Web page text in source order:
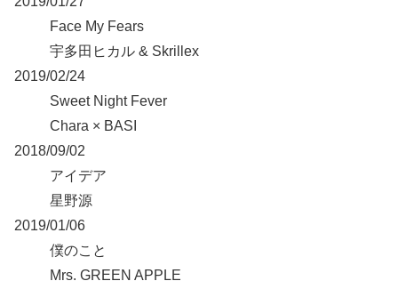
Face My Fears
宇多田ヒカル & Skrillex
2019/02/24
Sweet Night Fever
Chara × BASI
2018/09/02
アイデア
星野源
2019/01/06
僕のこと
Mrs. GREEN APPLE